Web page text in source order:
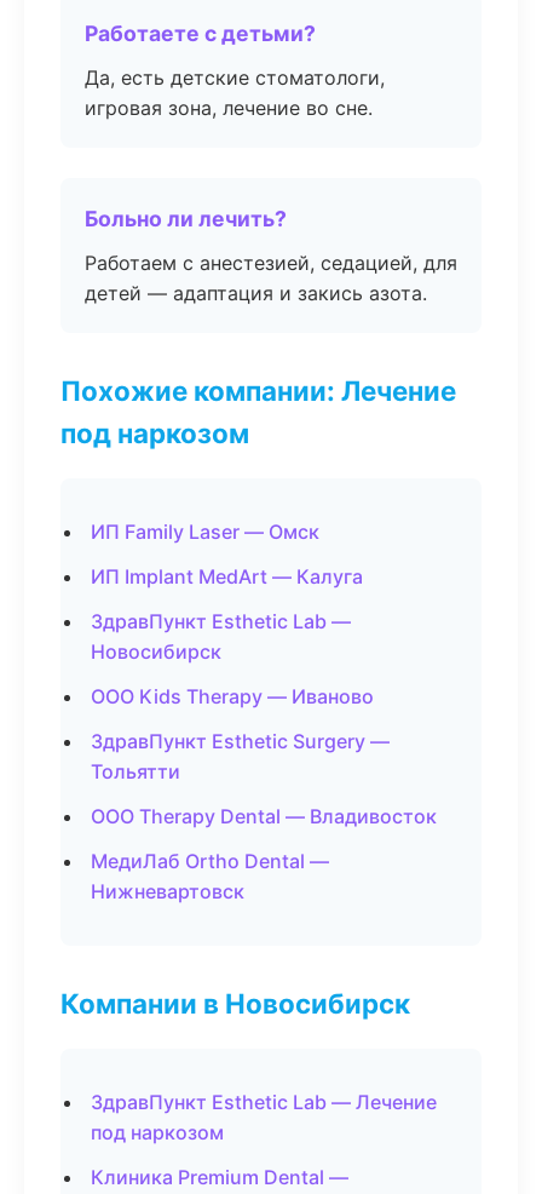
Работаете с детьми?
Да, есть детские стоматологи,
игровая зона, лечение во сне.
Больно ли лечить?
Работаем с анестезией, седацией, для
детей — адаптация и закись азота.
Похожие компании: Лечение
под наркозом
ИП Family Laser — Омск
ИП Implant MedArt — Калуга
ЗдравПункт Esthetic Lab —
Новосибирск
ООО Kids Therapy — Иваново
ЗдравПункт Esthetic Surgery —
Тольятти
ООО Therapy Dental — Владивосток
МедиЛаб Ortho Dental —
Нижневартовск
Компании в Новосибирск
ЗдравПункт Esthetic Lab — Лечение
под наркозом
Клиника Premium Dental —